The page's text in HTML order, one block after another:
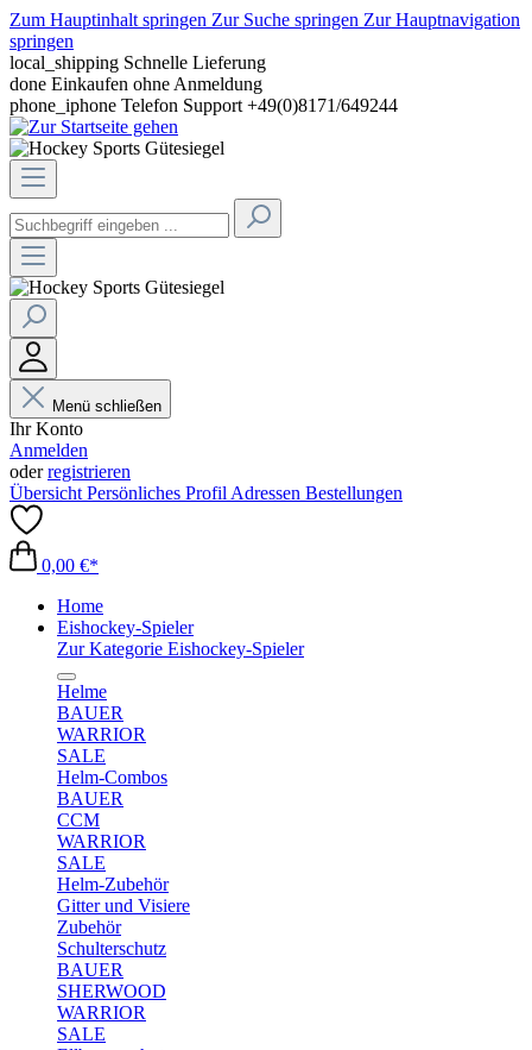
Zum Hauptinhalt springen Zur Suche springen Zur Hauptnavigation
springen
local_shipping Schnelle Lieferung
done Einkaufen ohne Anmeldung
phone_iphone Telefon Support +49(0)8171/649244
Menü schließen
Ihr Konto
Anmelden
oderregistrieren
Übersicht Persönliches Profil Adressen Bestellungen
0,00 €*
Home
Eishockey-Spieler
Zur Kategorie Eishockey-Spieler
Helme
BAUER
WARRIOR
SALE
Helm-Combos
BAUER
CCM
WARRIOR
SALE
Helm-Zubehör
Gitter und Visiere
Zubehör
Schulterschutz
BAUER
SHERWOOD
WARRIOR
SALE